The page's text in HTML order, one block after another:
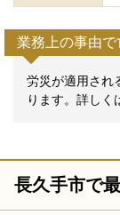
業務上の事由
労災が適用され
ります。詳しく
長久手市で